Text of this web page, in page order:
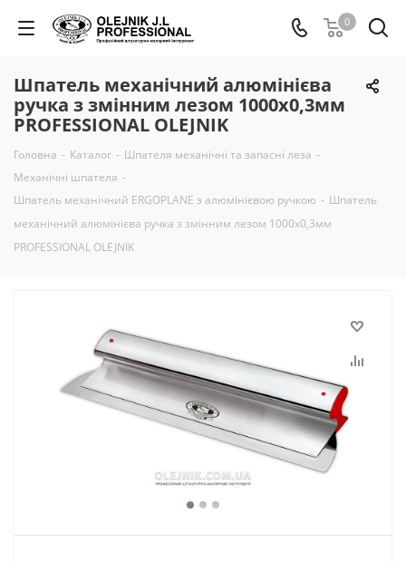
0
Шпатель механічний алюмінієва
ручка з змінним лезом 1000х0,3мм
PROFESSIONAL OLEJNIK
Головна - Каталог - Шпателя механічні та запасні леза -
Механічні шпателя -
Шпатель механічний ERGOPLANE з алюмінієвою ручкою - Шпатель
механічний алюмінієва ручка з змінним лезом 1000х0,3мм
PROFESSIONAL OLEJNIK